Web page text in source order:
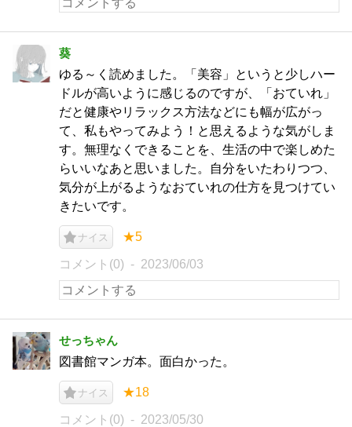
葵
ゆる～く読めました。「美容」というと少しハー
ドルが高いように感じるのですが、「おていれ」
だと健康やリラックス方法などにも幅が広がっ
て、私もやってみよう！と思えるような気がしま
す。無理なくできることを、生活の中で楽しめた
らいいなあと思いました。自分をいたわりつつ、
気分が上がるようなおていれの仕方を見つけてい
きたいです。
ナイス ★5
コメント(0) 2023/06/03
せっちゃん
図書館マンガ本。面白かった。
ナイス ★18
コメント(0) 2023/05/30